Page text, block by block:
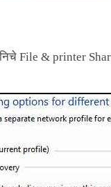
File & printer